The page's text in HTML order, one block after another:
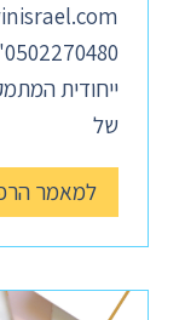
ייחודית
של
למאמר